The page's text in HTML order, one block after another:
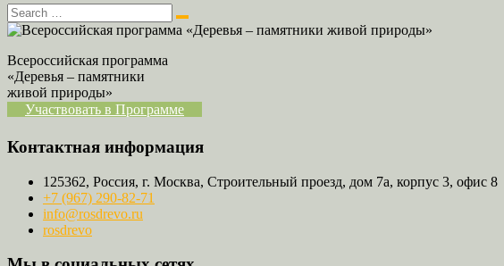
Всероссийская программа
«Деревья – памятники
живой природы»
Участвовать в Программе
Контактная информация
125362, Россия, г. Москва, Строительный проезд, дом 7а, корпус 3, офис 8
+7 (967) 290-82-71
info@rosdrevo.ru
rosdrevo